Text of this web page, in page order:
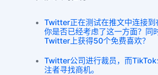
Twitter正在测试在推文中连接到
你是否已经考虑了这一方面？同
Twitter上获得50个免费喜欢？
Twitter公司进行裁员，而
注者寻找商机。